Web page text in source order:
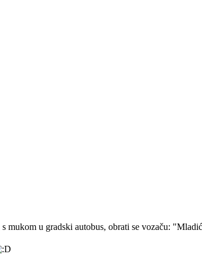
mukom u gradski autobus, obrati se vozaču: